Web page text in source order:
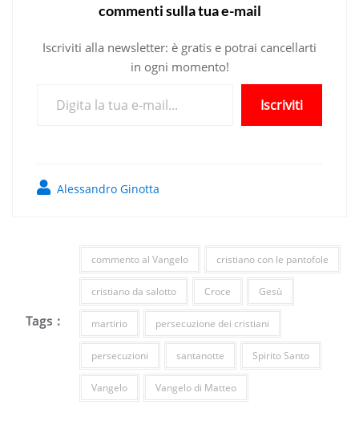
commenti sulla tua e-mail
Iscriviti alla newsletter: è gratis e potrai cancellarti
in ogni momento!
Iscriviti
Alessandro Ginotta
Tags :
commento al Vangelo cristiano con le pantofole
cristiano da salotto Croce Gesù
martirio persecuzione dei cristiani
persecuzioni santanotte Spirito Santo
Vangelo Vangelo di Matteo